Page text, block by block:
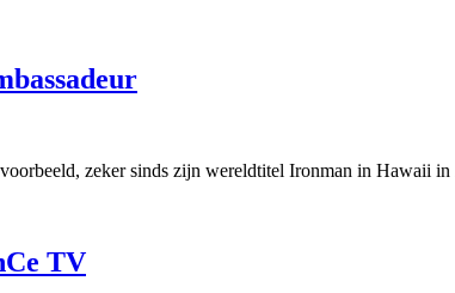
zeker sinds zijn wereldtitel Ironman in Hawaii
TV